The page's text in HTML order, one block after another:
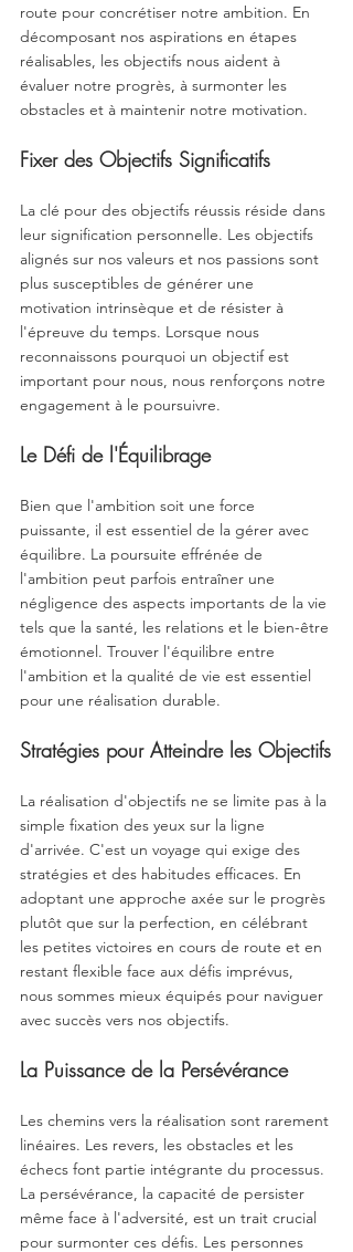
route pour concrétiser notre ambition. En
décomposant nos aspirations en étapes
réalisables, les objectifs nous aident à
évaluer notre progrès, à surmonter les
obstacles et à maintenir notre motivation.
Fixer des Objectifs Significatifs
La clé pour des objectifs réussis réside dans
leur signification personnelle. Les objectifs
alignés sur nos valeurs et nos passions sont
plus susceptibles de générer une
motivation intrinsèque et de résister à
l'épreuve du temps. Lorsque nous
reconnaissons pourquoi un objectif est
important pour nous, nous renforçons notre
engagement à le poursuivre.
Le Défi de l'Équilibrage
Bien que l'ambition soit une force
puissante, il est essentiel de la gérer avec
équilibre. La poursuite effrénée de
l'ambition peut parfois entraîner une
négligence des aspects importants de la vie
tels que la santé, les relations et le bien-être
émotionnel. Trouver l'équilibre entre
l'ambition et la qualité de vie est essentiel
pour une réalisation durable.
Stratégies pour Atteindre les Objectifs
La réalisation d'objectifs ne se limite pas à la
simple fixation des yeux sur la ligne
d'arrivée. C'est un voyage qui exige des
stratégies et des habitudes efficaces. En
adoptant une approche axée sur le progrès
plutôt que sur la perfection, en célébrant
les petites victoires en cours de route et en
restant flexible face aux défis imprévus,
nous sommes mieux équipés pour naviguer
avec succès vers nos objectifs.
La Puissance de la Persévérance
Les chemins vers la réalisation sont rarement
linéaires. Les revers, les obstacles et les
échecs font partie intégrante du processus.
La persévérance, la capacité de persister
même face à l'adversité, est un trait crucial
pour surmonter ces défis. Les personnes